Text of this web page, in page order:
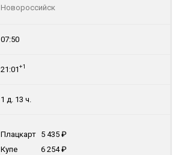
Новороссийск
07:50
21:01+1
1 д. 13 ч.
Плацкарт 5 435
Купе
6 254